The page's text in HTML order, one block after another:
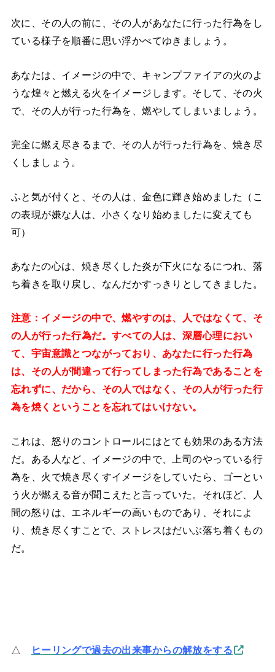
次に、その人の前に、その人があなたに行った行為をし
ている様子を順番に思い浮かべてゆきましょう。
あなたは、イメージの中で、キャンプファイアの火のよ
うな煌々と燃える火をイメージします。そして、その火
で、その人が行った行為を、燃やしてしまいましょう。
完全に燃え尽きるまで、その人が行った行為を、焼き尽
くしましょう。
ふと気が付くと、その人は、金色に輝き始めました（こ
の表現が嫌な人は、小さくなり始めましたに変えても
可）
あなたの心は、焼き尽くした炎が下火になるにつれ、落
ち着きを取り戻し、なんだかすっきりとしてきました。
注意：イメージの中で、燃やすのは、人ではなくて、そ
の人が行った行為だ。すべての人は、深層心理におい
て、宇宙意識とつながっており、あなたに行った行為
は、その人が間違って行ってしまった行為であることを
忘れずに、だから、その人ではなく、その人が行った行
為を焼くということを忘れてはいけない。
これは、怒りのコントロールにはとても効果のある方法
だ。ある人など、イメージの中で、上司のやっている行
為を、火で焼き尽くすイメージをしていたら、ゴーとい
う火が燃える音が聞こえたと言っていた。それほど、人
間の怒りは、エネルギーの高いものであり、それによ
り、焼き尽くすことで、ストレスはだいぶ落ち着くもの
だ。
△ ヒーリングで過去の出来事からの解放をする